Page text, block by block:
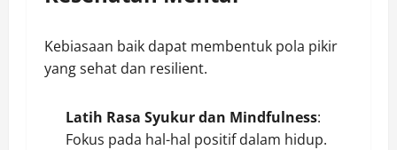
Kebiasaan baik dapat membentuk pola pikir
yang sehat dan resilient.
Latih Rasa Syukur dan Mindfulness:
Fokus pada hal-hal positif dalam hidup.